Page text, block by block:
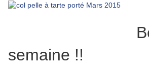
semaine !!